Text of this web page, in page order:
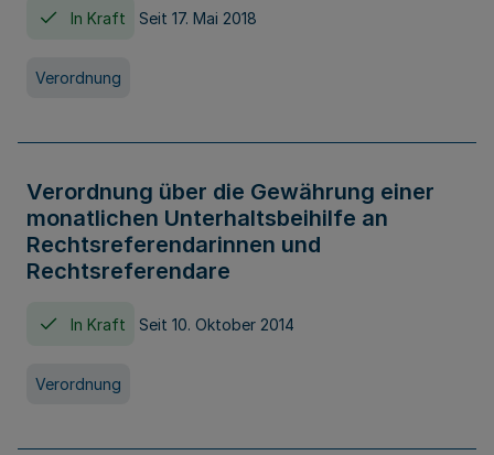
In Kraft Seit 17. Mai 2018
Verordnung
Verordnung über die Gewährung einer
monatlichen Unterhaltsbeihilfe an
Rechtsreferendarinnen und
Rechtsreferendare
In Kraft Seit 10. Oktober 2014
Verordnung